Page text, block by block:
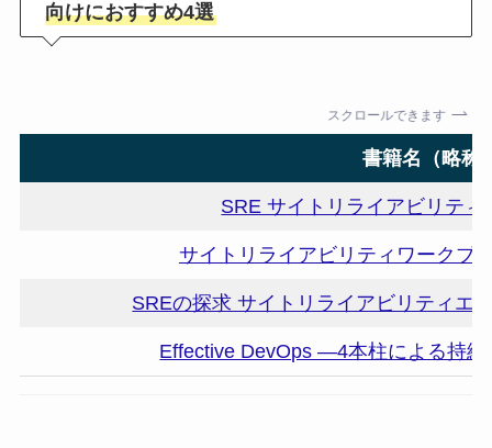
向けにおすすめ4選
スクロールできます
書籍名（略称
SRE サイトリライアビリテ
サイトリライアビリティワーク
SREの探求 サイトリライアビリティエ
Effective DevOps ―4本柱による持